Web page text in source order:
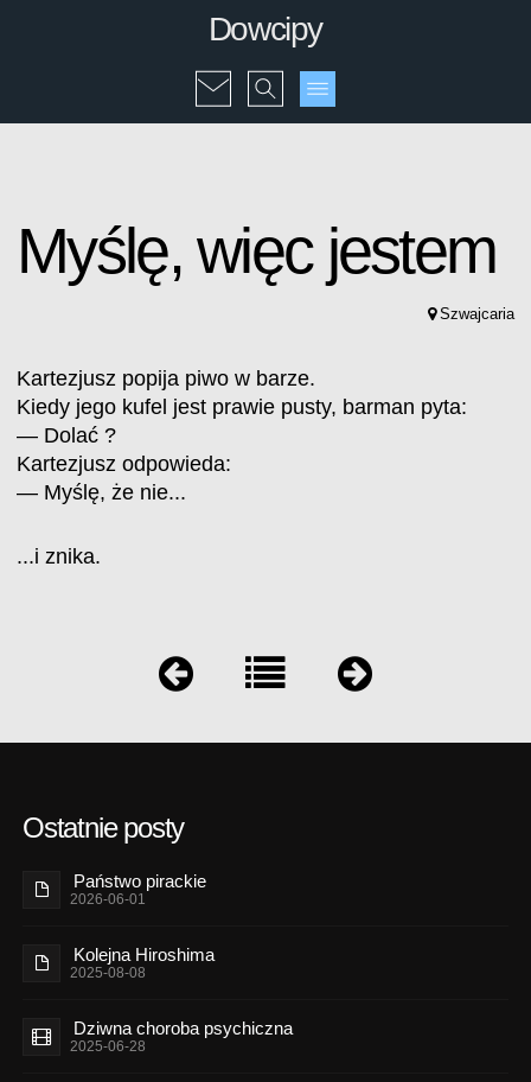
Dowcipy
Myślę, więc jestem
Szwajcaria
Kartezjusz popija piwo w barze.
Kiedy jego kufel jest prawie pusty, barman pyta:
— Dolać ?
Kartezjusz odpowieda:
— Myślę, że nie...
...i znika.
Ostatnie posty
Państwo pirackie
2026-06-01
Kolejna Hiroshima
2025-08-08
Dziwna choroba psychiczna
2025-06-28